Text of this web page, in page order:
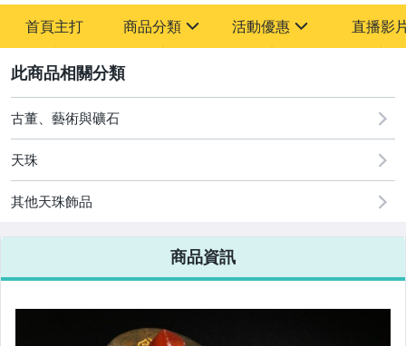
-
首頁主打 商品分類
其它
活動優惠
[全店] 追蹤本賣場立減60元【粉絲轉享】
直播影
古董、藝術與礦石
天珠
其他天珠飾品
商品資訊